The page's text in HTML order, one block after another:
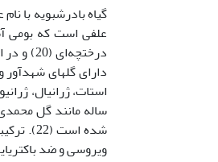
گیاه بادرشبویه با
علفی است که بومی
ساله مانند گل محمدی،
ویروسی و ضد